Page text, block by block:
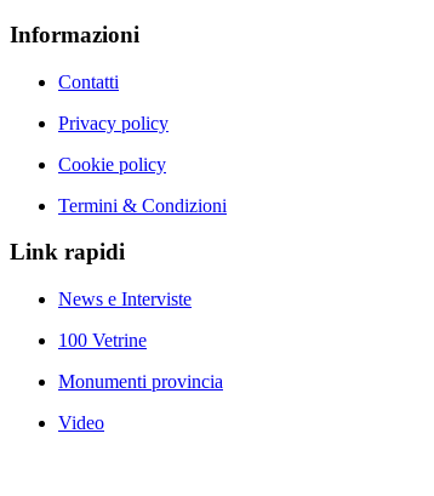
Informazioni
Contatti
Privacy policy
Cookie policy
Termini & Condizioni
Link rapidi
News e Interviste
100 Vetrine
Monumenti provincia
Video